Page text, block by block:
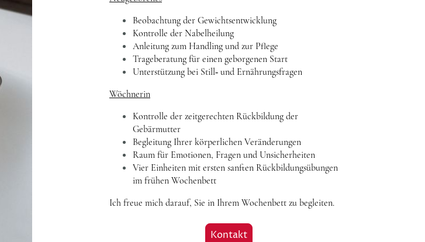
Beobachtung der Gewichtsentwicklung
Kontrolle der Nabelheilung
Anleitung zum Handling und zur Pflege
Trageberatung für einen geborgenen Start
Unterstützung bei Still‑ und Ernährungsfragen
Wöchnerin
Kontrolle der zeitgerechten Rückbildung der
Gebärmutter
Begleitung Ihrer körperlichen Veränderungen
Raum für Emotionen, Fragen und Unsicherheiten
Vier Einheiten mit ersten sanften Rückbildungsübungen
im frühen Wochenbett
Ich freue mich darauf, Sie in Ihrem Wochenbett zu begleiten.
Kontakt